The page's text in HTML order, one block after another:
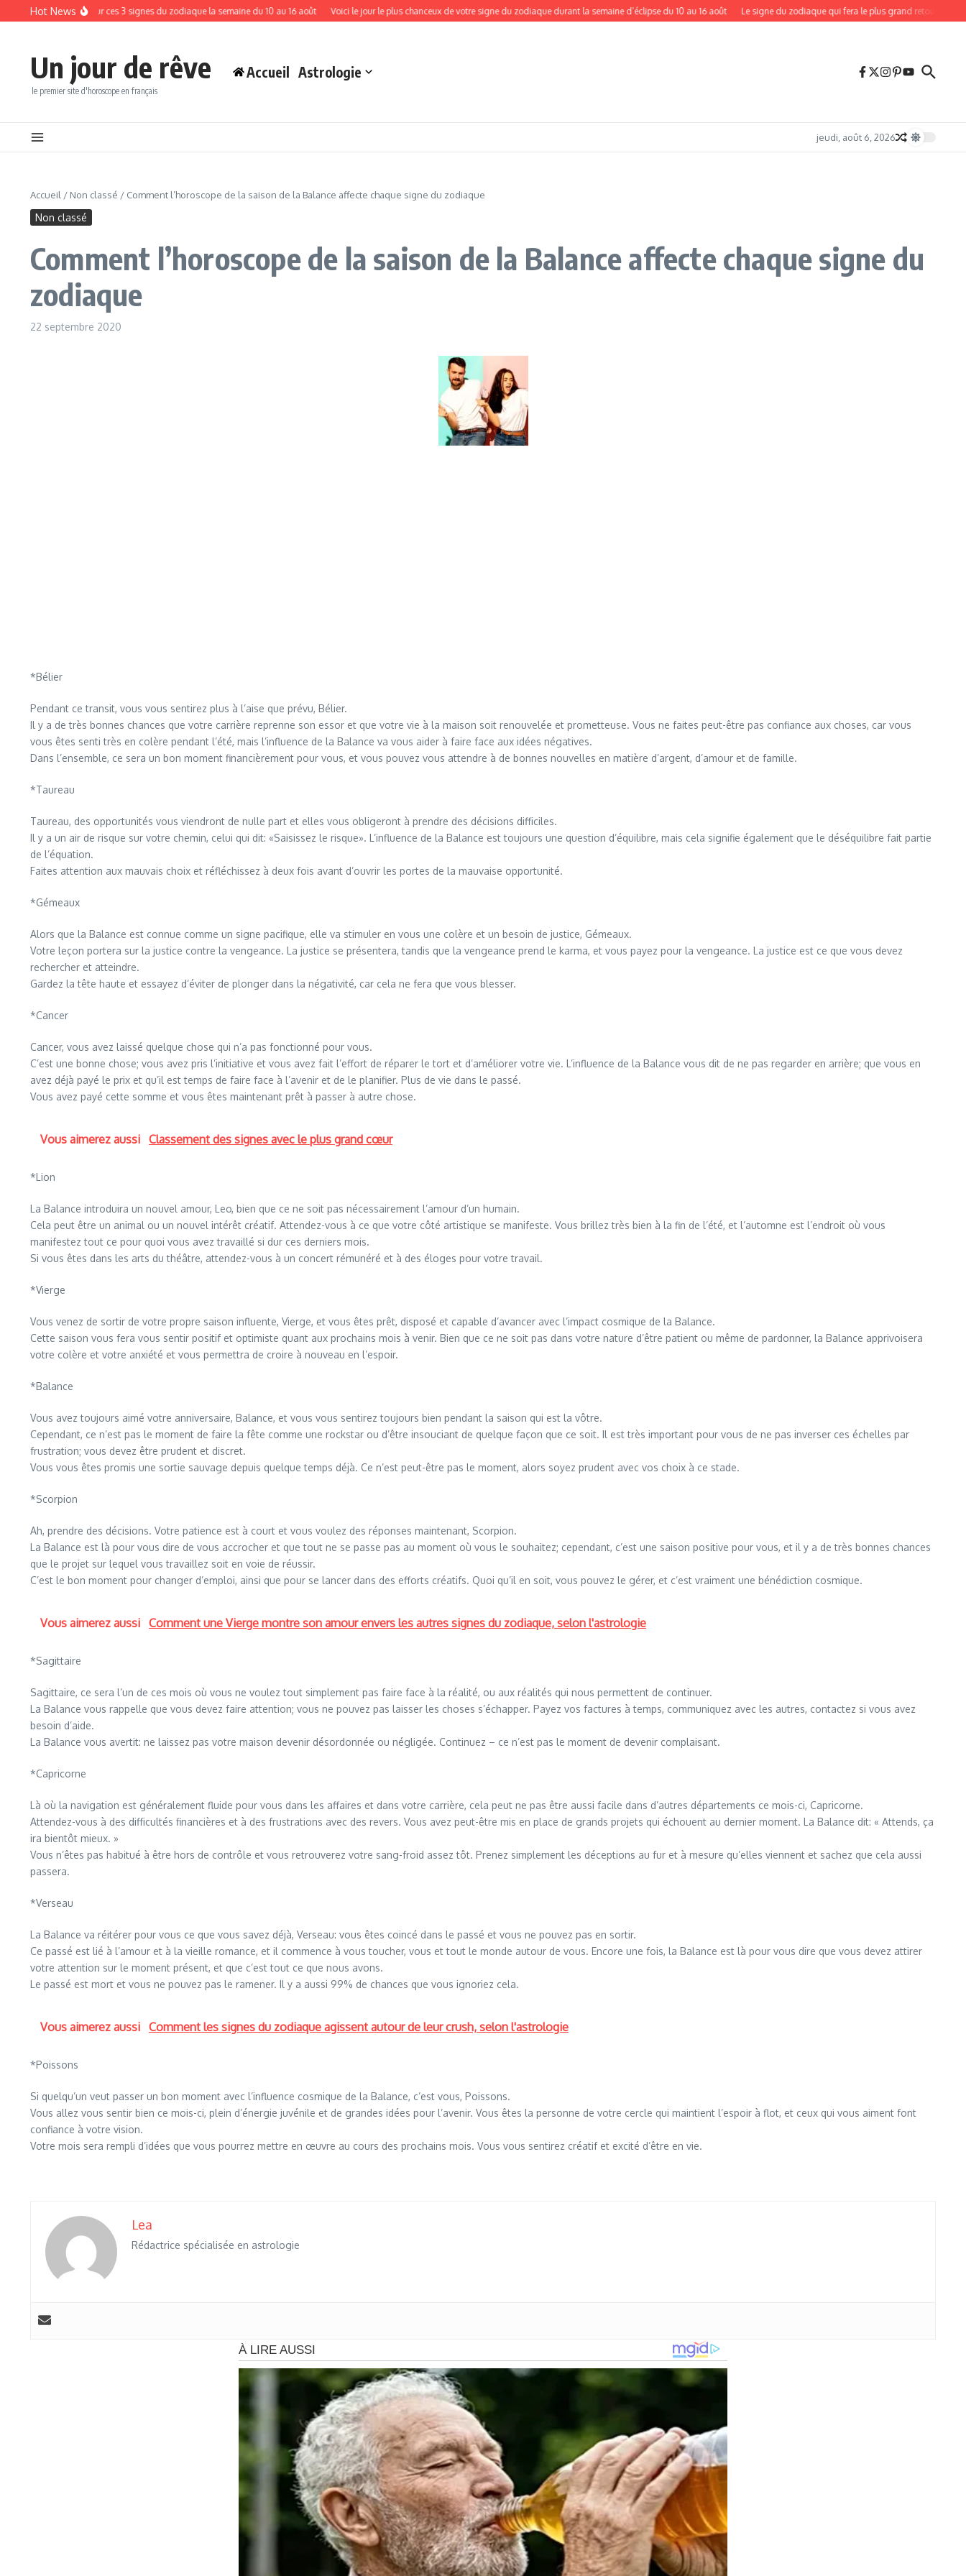
Aller au contenu
Hot News
rendez-vous pour ces 3 signes du zodiaque la semaine du 10 au 16 août Voici le jour le plus chanceux de votre signe du zodiaque durant la semaine d’éclipse du 10 au 16 août Le signe du zodiaque qui fera le plus grand retour en août
Un jour de rêve
le premier site d'horoscope en français
Accueil Astrologie
jeudi, août 6, 2026
Accueil / Non classé / Comment l’horoscope de la saison de la Balance affecte chaque signe du zodiaque
Non classé
Comment l’horoscope de la saison de la Balance affecte chaque signe du
zodiaque
22 septembre 2020
*Bélier
Pendant ce transit, vous vous sentirez plus à l’aise que prévu, Bélier.
Il y a de très bonnes chances que votre carrière reprenne son essor et que votre vie à la maison soit renouvelée et prometteuse. Vous ne faites peut-être pas confiance aux choses, car vous
vous êtes senti très en colère pendant l’été, mais l’influence de la Balance va vous aider à faire face aux idées négatives.
Dans l’ensemble, ce sera un bon moment financièrement pour vous, et vous pouvez vous attendre à de bonnes nouvelles en matière d’argent, d’amour et de famille.
*Taureau
Taureau, des opportunités vous viendront de nulle part et elles vous obligeront à prendre des décisions difficiles.
Il y a un air de risque sur votre chemin, celui qui dit: «Saisissez le risque». L’influence de la Balance est toujours une question d’équilibre, mais cela signifie également que le déséquilibre fait partie
de l’équation.
Faites attention aux mauvais choix et réfléchissez à deux fois avant d’ouvrir les portes de la mauvaise opportunité.
*Gémeaux
Alors que la Balance est connue comme un signe pacifique, elle va stimuler en vous une colère et un besoin de justice, Gémeaux.
Votre leçon portera sur la justice contre la vengeance. La justice se présentera, tandis que la vengeance prend le karma, et vous payez pour la vengeance. La justice est ce que vous devez
rechercher et atteindre.
Gardez la tête haute et essayez d’éviter de plonger dans la négativité, car cela ne fera que vous blesser.
*Cancer
Cancer, vous avez laissé quelque chose qui n’a pas fonctionné pour vous.
C’est une bonne chose; vous avez pris l’initiative et vous avez fait l’effort de réparer le tort et d’améliorer votre vie. L’influence de la Balance vous dit de ne pas regarder en arrière; que vous en
avez déjà payé le prix et qu’il est temps de faire face à l’avenir et de le planifier. Plus de vie dans le passé.
Vous avez payé cette somme et vous êtes maintenant prêt à passer à autre chose.
Vous aimerez aussi Classement des signes avec le plus grand cœur
*Lion
La Balance introduira un nouvel amour, Leo, bien que ce ne soit pas nécessairement l’amour d’un humain.
Cela peut être un animal ou un nouvel intérêt créatif. Attendez-vous à ce que votre côté artistique se manifeste. Vous brillez très bien à la fin de l’été, et l’automne est l’endroit où vous
manifestez tout ce pour quoi vous avez travaillé si dur ces derniers mois.
Si vous êtes dans les arts du théâtre, attendez-vous à un concert rémunéré et à des éloges pour votre travail.
*Vierge
Vous venez de sortir de votre propre saison influente, Vierge, et vous êtes prêt, disposé et capable d’avancer avec l’impact cosmique de la Balance.
Cette saison vous fera vous sentir positif et optimiste quant aux prochains mois à venir. Bien que ce ne soit pas dans votre nature d’être patient ou même de pardonner, la Balance apprivoisera
votre colère et votre anxiété et vous permettra de croire à nouveau en l’espoir.
*Balance
Vous avez toujours aimé votre anniversaire, Balance, et vous vous sentirez toujours bien pendant la saison qui est la vôtre.
Cependant, ce n’est pas le moment de faire la fête comme une rockstar ou d’être insouciant de quelque façon que ce soit. Il est très important pour vous de ne pas inverser ces échelles par
frustration; vous devez être prudent et discret.
Vous vous êtes promis une sortie sauvage depuis quelque temps déjà. Ce n’est peut-être pas le moment, alors soyez prudent avec vos choix à ce stade.
*Scorpion
Ah, prendre des décisions. Votre patience est à court et vous voulez des réponses maintenant, Scorpion.
La Balance est là pour vous dire de vous accrocher et que tout ne se passe pas au moment où vous le souhaitez; cependant, c’est une saison positive pour vous, et il y a de très bonnes chances
que le projet sur lequel vous travaillez soit en voie de réussir.
C’est le bon moment pour changer d’emploi, ainsi que pour se lancer dans des efforts créatifs. Quoi qu’il en soit, vous pouvez le gérer, et c’est vraiment une bénédiction cosmique.
Vous aimerez aussi Comment une Vierge montre son amour envers les autres signes du zodiaque, selon l'astrologie
*Sagittaire
Sagittaire, ce sera l’un de ces mois où vous ne voulez tout simplement pas faire face à la réalité, ou aux réalités qui nous permettent de continuer.
La Balance vous rappelle que vous devez faire attention; vous ne pouvez pas laisser les choses s’échapper. Payez vos factures à temps, communiquez avec les autres, contactez si vous avez
besoin d’aide.
La Balance vous avertit: ne laissez pas votre maison devenir désordonnée ou négligée. Continuez – ce n’est pas le moment de devenir complaisant.
*Capricorne
Là où la navigation est généralement fluide pour vous dans les affaires et dans votre carrière, cela peut ne pas être aussi facile dans d’autres départements ce mois-ci, Capricorne.
Attendez-vous à des difficultés financières et à des frustrations avec des revers. Vous avez peut-être mis en place de grands projets qui échouent au dernier moment. La Balance dit: « Attends, ça
ira bientôt mieux. »
Vous n’êtes pas habitué à être hors de contrôle et vous retrouverez votre sang-froid assez tôt. Prenez simplement les déceptions au fur et à mesure qu’elles viennent et sachez que cela aussi
passera.
*Verseau
La Balance va réitérer pour vous ce que vous savez déjà, Verseau: vous êtes coincé dans le passé et vous ne pouvez pas en sortir.
Ce passé est lié à l’amour et à la vieille romance, et il commence à vous toucher, vous et tout le monde autour de vous. Encore une fois, la Balance est là pour vous dire que vous devez attirer
votre attention sur le moment présent, et que c’est tout ce que nous avons.
Le passé est mort et vous ne pouvez pas le ramener. Il y a aussi 99% de chances que vous ignoriez cela.
Vous aimerez aussi Comment les signes du zodiaque agissent autour de leur crush, selon l'astrologie
*Poissons
Si quelqu’un veut passer un bon moment avec l’influence cosmique de la Balance, c’est vous, Poissons.
Vous allez vous sentir bien ce mois-ci, plein d’énergie juvénile et de grandes idées pour l’avenir. Vous êtes la personne de votre cercle qui maintient l’espoir à flot, et ceux qui vous aiment font
confiance à votre vision.
Votre mois sera rempli d’idées que vous pourrez mettre en œuvre au cours des prochains mois. Vous vous sentirez créatif et excité d’être en vie.
Lea
Rédactrice spécialisée en astrologie